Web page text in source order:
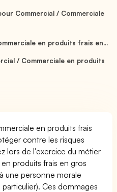
Commercial / Commerciale
en produits frais en...
/ Commerciale en produits
en produits frais
contre les risques
lors de l'exercice du métier
produits frais en gros
une personne morale
Ces dommages